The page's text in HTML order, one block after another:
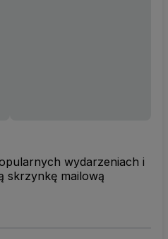
wydarzeniach i
skrzynkę mailową